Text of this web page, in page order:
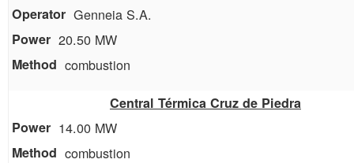
Genneia S.A.
20.50 MW
combustion
Central Térmica Cruz de Piedra
14.00 MW
combustion